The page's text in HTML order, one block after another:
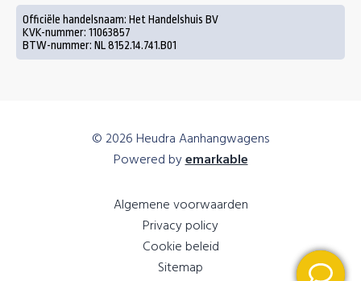
Officiële handelsnaam: Het Handelshuis BV
KVK-nummer: 11063857
BTW-nummer: NL 8152.14.741.B01
© 2026 Heudra Aanhangwagens
Powered byemarkable
Algemene voorwaarden
Privacy policy
Cookie beleid
Sitemap